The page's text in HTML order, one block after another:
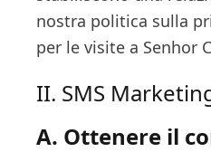
nostra politica sulla
per le visite a Senhor
II. SMS
A. Ottenere il